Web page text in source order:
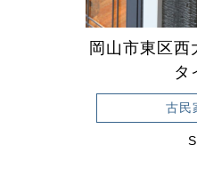
岡山市東区
タ
古民